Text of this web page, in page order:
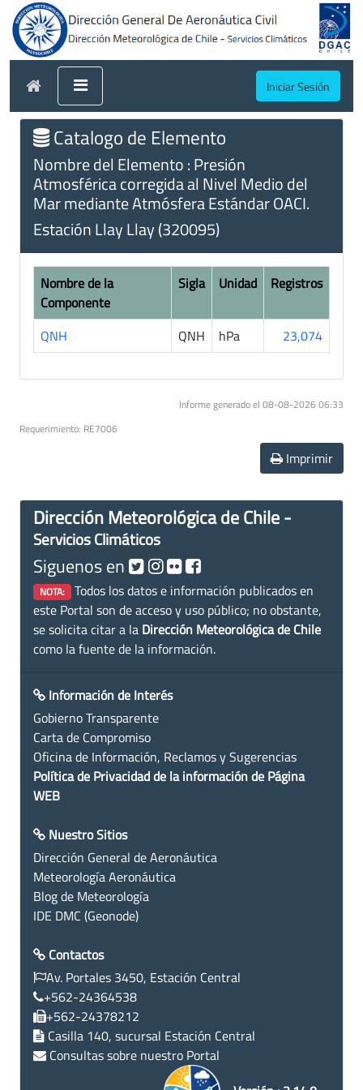
Iniciar Sesión
Catalogo de Elemento
Nombre del Elemento : Presión
Atmosférica corregida al Nivel Medio del
Mar mediante Atmósfera Estándar OACI.
Estación Llay Llay (320095)
Nombre de la
Componente
Sigla Unidad Registros
QNH QNH hPa 23,074
Informe generado el 08-08-2026 06:33
Requerimiento: RE7006
Imprimir
Dirección Meteorológica de Chile -
Servicios Climáticos
Siguenos en
NOTA: Todos los datos e información publicados en
este Portal son de acceso y uso público; no obstante,
se solicita citar a la Dirección Meteorológica de Chile
como la fuente de la información.
Información de Interés
Gobierno Transparente
Carta de Compromiso
Oficina de Información, Reclamos y Sugerencias
Política de Privacidad de la información de Página
WEB
Nuestro Sitios
Dirección General de Aeronáutica
Meteorología Aeronáutica
Blog de Meteorología
IDE DMC (Geonode)
Contactos
Av. Portales 3450, Estación Central
+562-24364538
+562-24378212
Casilla 140, sucursal Estación Central
Consultas sobre nuestro Portal